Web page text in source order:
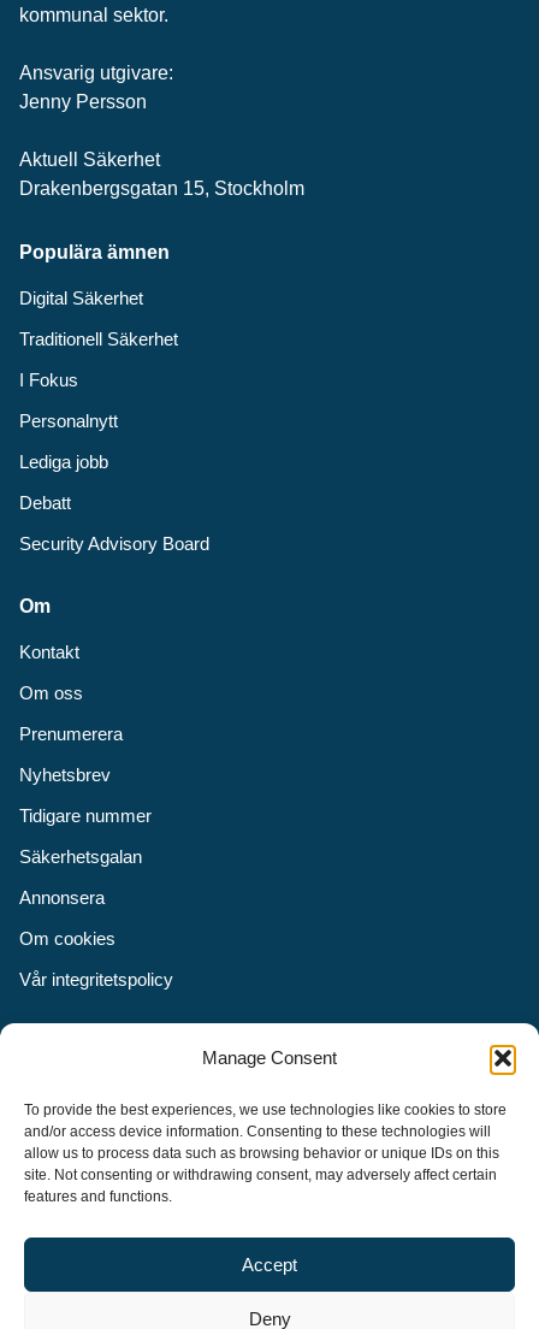
Manage Consent
To provide the best experiences, we use technologies like cookies to store
and/or access device information. Consenting to these technologies will
allow us to process data such as browsing behavior or unique IDs on this
site. Not consenting or withdrawing consent, may adversely affect certain
features and functions.
Accept
Deny
kommunal sektor.
Ansvarig utgivare:
Jenny Persson
Aktuell Säkerhet
Drakenbergsgatan 15, Stockholm
Populära ämnen
Digital Säkerhet
Traditionell Säkerhet
I Fokus
Personalnytt
Lediga jobb
Debatt
Security Advisory Board
Om
Kontakt
Om oss
Prenumerera
Nyhetsbrev
Tidigare nummer
Säkerhetsgalan
Annonsera
Om cookies
Vår integritetspolicy
Instagram
LinkedIn
Säkerhet år 2003 för att stimulera, utveckla och informera om